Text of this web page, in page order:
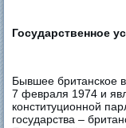
Государственное
Бывшее британское
7 февраля 1974 и
конституционной
государства –